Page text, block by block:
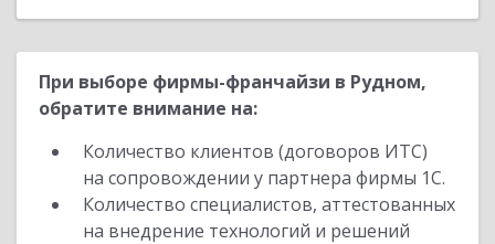
При выборе фирмы-франчайзи в Рудном,
обратите внимание на:
Количество клиентов (договоров ИТС)
на сопровождении у партнера фирмы 1С.
Количество специалистов, аттестованных
на внедрение технологий и решений